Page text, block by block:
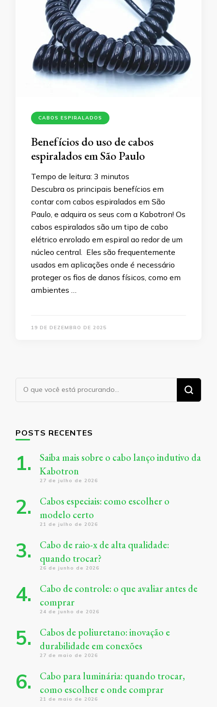
CABOS ESPIRALADOS
Benefícios do uso de cabos
espiralados em São Paulo
Tempo de leitura: 3 minutos
Descubra os principais benefícios em
contar com cabos espiralados em São
Paulo, e adquira os seus com a Kabotron! Os
cabos espiralados são um tipo de cabo
elétrico enrolado em espiral ao redor de um
núcleo central. Eles são frequentemente
usados em aplicações onde é necessário
proteger os fios de danos físicos, como em
ambientes …
19 DE DEZEMBRO DE 2025
Procurando
POSTS RECENTES
Saiba mais sobre o cabo lanço indutivo da
Kabotron
27 de julho de 2026
Cabos especiais: como escolher o
modelo certo
21 de julho de 2026
Cabo de raio-x de alta qualidade:
quando trocar?
26 de junho de 2026
Cabo de controle: o que avaliar antes de
comprar
24 de junho de 2026
Cabos de poliuretano: inovação e
durabilidade em conexões
27 de maio de 2026
Cabo para luminária: quando trocar,
como escolher e onde comprar
21 de maio de 2026